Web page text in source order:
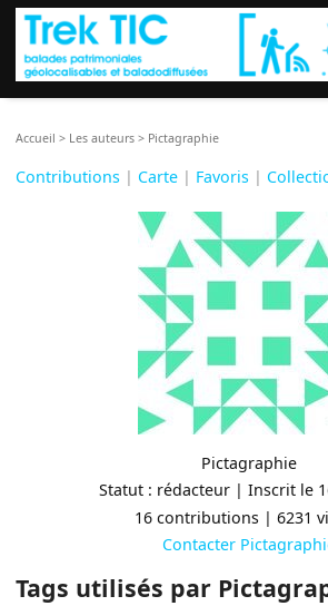
Accueil > Les auteurs > Pictagraphie
Contributions | Carte | Favoris |
Pictagraphie
Statut : rédacteur | Inscrit le
16 contributions | 6231
Contacter
Tags utilisés par